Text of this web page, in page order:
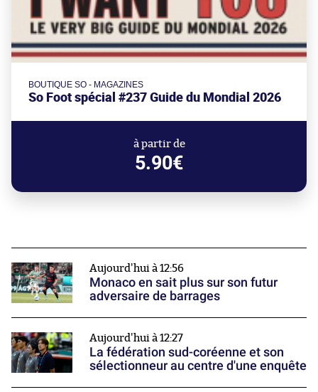
BOUTIQUE SO - MAGAZINES
So Foot spécial #237 Guide du Mondial 2026
à partir de
5.90€
Aujourd'hui à 12:56
Monaco en sait plus sur son futur
adversaire de barrages
Aujourd'hui à 12:27
La fédération sud-coréenne et son
sélectionneur au centre d'une enquête